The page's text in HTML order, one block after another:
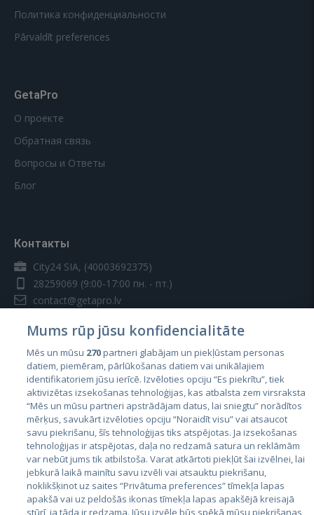
Политика конфиденциальности
Pārvaldīt preferences
GetaPro
О проекте
Обратная связь
Вопросы и Ответы
Блог
Контакты
City24 SIA, (40003692375)
28259069 (9:00-17:00 пн. - пт.)
contact@getapro.lv
Страны
Эстония
Латвия
Литва
Mums rūp jūsu konfidencialitāte
Mēs un mūsu 270partneri glabājam un piekļūstam personas
datiem, piemēram, pārlūkošanas datiem vai unikālajiem
identifikatoriem jūsu ierīcē. Izvēloties opciju “Es piekrītu”, tiek
aktivizētas izsekošanas tehnoloģijas, kas atbalsta zem virsraksta
“Mēs un mūsu partneri apstrādājam datus, lai sniegtu” norādītos
mērķus, savukārt izvēloties opciju “Noraidīt visu” vai atsaucot
savu piekrišanu, šīs tehnoloģijas tiks atspējotas. Ja izsekošanas
tehnoloģijas ir atspējotas, daļa no redzamā satura un reklāmām
var nebūt jums tik atbilstoša. Varat atkārtoti piekļūt šai izvēlnei, lai
jebkurā laikā mainītu savu izvēli vai atsauktu piekrišanu,
noklikšķinot uz saites “Privātuma preferences” tīmekļa lapas
apakšā vai uz peldošās ikonas tīmekļa lapas apakšējā kreisajā
stūrī, ja tāda ir redzama. Jūsu izvēle būs spēkā mūsu piekrišanas